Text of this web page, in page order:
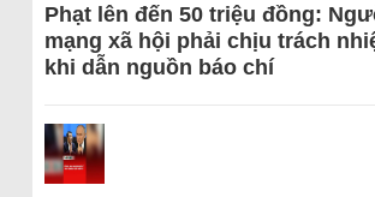
Phạt lên đến 50 triệu đồng:
mạng xã hội phải chịu trách
khi dẫn nguồn báo chí